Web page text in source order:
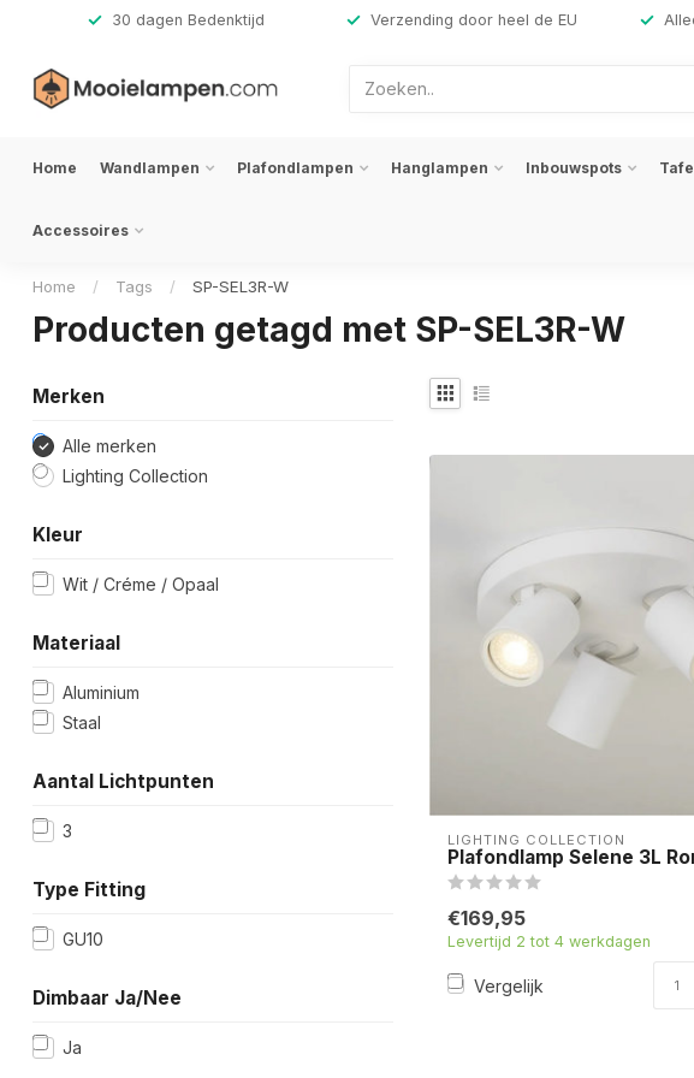
30 dagen Bedenktijd Verzending door heel de EU
Home Wandlampen Plafondlampen Hanglampen Inbouwspots
Accessoires
Home / Tags / SP-SEL3R-W
Producten getagd met SP-SEL3R-W
Merken
Alle merken
Lighting Collection
Kleur
Wit / Créme / Opaal
Materiaal
Aluminium
Staal
Aantal Lichtpunten
3
Type Fitting
GU10
Dimbaar Ja/Nee
Ja
LIGHTING COLLECTION
Plafondlamp Selene 3L
€169,95
Levertijd 2 tot 4 werkdagen
Vergelijk